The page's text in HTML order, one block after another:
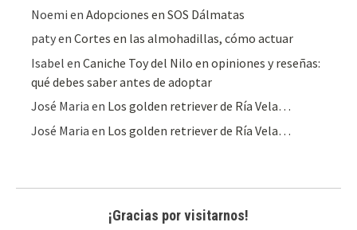
Noemi enAdopciones en SOS Dálmatas
patyenCortes en las almohadillas, cómo actuar
Isabel enCaniche Toy del Nilo en opiniones y reseñas:
qué debes saber antes de adoptar
José Maria en Los golden retriever de Ría Vela…
José Maria en Los golden retriever de Ría Vela…
¡Gracias por visitarnos!